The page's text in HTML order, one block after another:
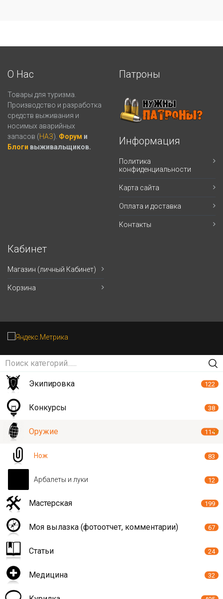
О Нас
Товары для туризма.
Производство и разработка
средств выживания и
носимых аварийных
запасов (НАЗ). Форум и
Блоги выживальщиков.
Патроны
Информация
Политика
конфиденциальности
Карта сайта
Оплата и доставка
Контакты
Кабинет
Магазин (личный Кабинет)
Корзина
Экипировка 122
Конкурсы 38
Оружие 114
Нож 83
Арбалеты и луки 12
Мастерская 199
Моя вылазка (фотоотчет, комментарии) 67
Статьи 24
Медицина 32